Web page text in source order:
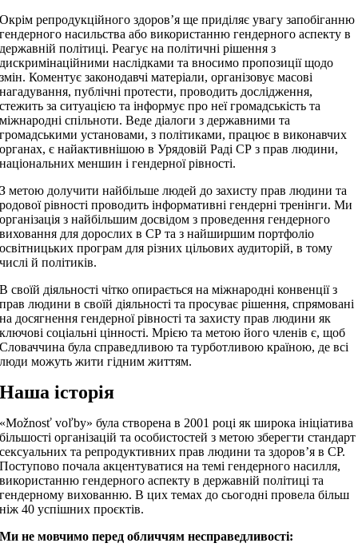
Окрім репродукційного здоров’я ще приділяє увагу запобіганню
гендерного насильства або використанню гендерного аспекту в
державній політиці. Реагує на політичні рішення з
дискримінаційними наслідками та вносимо пропозиції щодо
змін. Коментує законодавчі матеріали, організовує масові
нагадування, публічні протести, проводить дослідження,
стежить за ситуацією та інформує про неї громадськість та
міжнародні спільноти. Веде діалоги з державними та
громадськими установами, з політиками, працює в виконавчих
органах, є найактивнішою в Урядовій Раді СР з прав людини,
національних меншин і гендерної рівності.
З метою долучити найбільше людей до захисту прав людини та
родової рівності проводить інформативні гендерні тренінги. Ми
організація з найбільшим досвідом з проведення гендерного
виховання для дорослих в СР та з найширшим портфоліо
освітницьких програм для різних цільових аудиторій, в тому
числі й політиків.
В своїй діяльності чітко опирається на міжнародні конвенції з
прав людини в своїй діяльності та просуває рішення, спрямовані
на досягнення гендерної рівності та захисту прав людини як
ключові соціальні цінності. Мрією та метою його членів є, щоб
Словаччина була справедливою та турботливою країною, де всі
люди можуть жити гідним життям.
Наша історія
«Možnosť voľby» була створена в 2001 році як широка ініціатива
більшості організацій та особистостей з метою зберегти стандарт
сексуальних та репродуктивних прав людини та здоров’я в СР.
Поступово почала акцентуватися на темі гендерного насилля,
використанню гендерного аспекту в державній політиці та
гендерному вихованню. В цих темах до сьогодні провела більш
ніж 40 успішних проєктів.
Ми не мовчимо перед обличчям несправедливості: